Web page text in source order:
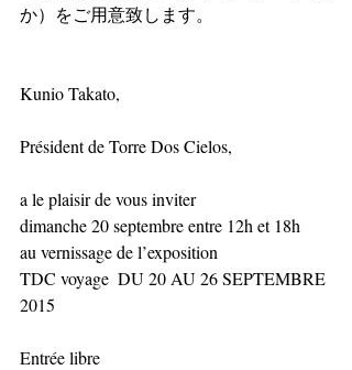
か）をご用意致します。
Kunio Takato,
Président de Torre Dos Cielos,
a le plaisir de vous inviter
dimanche 20 septembre entre 12h et 18h
au vernissage de l’exposition
TDC voyage  DU 20 AU 26 SEPTEMBRE
2015
Entrée libre